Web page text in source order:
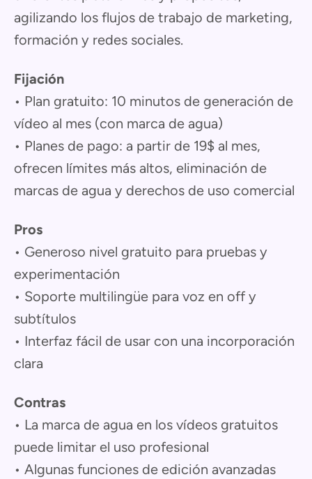
agilizando los flujos de trabajo de marketing,
formación y redes sociales.
Fijación
• Plan gratuito: 10 minutos de generación de
vídeo al mes (con marca de agua)
• Planes de pago: a partir de 19$ al mes,
ofrecen límites más altos, eliminación de
marcas de agua y derechos de uso comercial
Pros
• Generoso nivel gratuito para pruebas y
experimentación
• Soporte multilingüe para voz en off y
subtítulos
• Interfaz fácil de usar con una incorporación
clara
Contras
• La marca de agua en los vídeos gratuitos
puede limitar el uso profesional
• Algunas funciones de edición avanzadas